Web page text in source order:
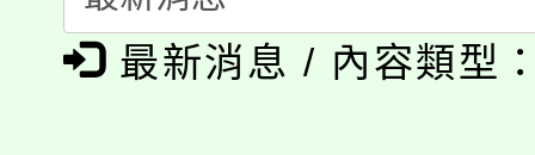
《TA101》溝通分析基
淨零綠生活教案入校路
會
115年食農教育專業人
最新消息 / 內容類型